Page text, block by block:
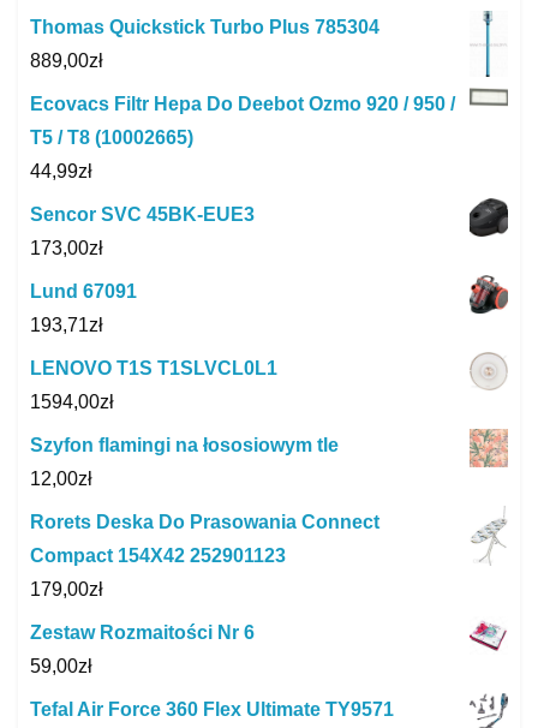
Thomas Quickstick Turbo Plus 785304
889,00zł
Ecovacs Filtr Hepa Do Deebot Ozmo 920 / 950 /
T5 / T8 (10002665)
44,99zł
Sencor SVC 45BK-EUE3
173,00zł
Lund 67091
193,71zł
LENOVO T1S T1SLVCL0L1
1594,00zł
Szyfon flamingi na łososiowym tle
12,00zł
Rorets Deska Do Prasowania Connect
Compact 154X42 252901123
179,00zł
Zestaw Rozmaitości Nr 6
59,00zł
Tefal Air Force 360 Flex Ultimate TY9571